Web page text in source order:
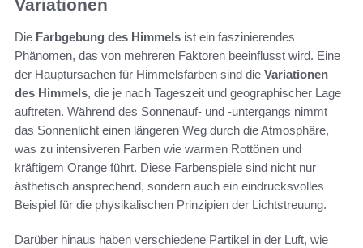
Variationen
Die Farbgebung des Himmels ist ein faszinierendes
Phänomen, das von mehreren Faktoren beeinflusst wird. Eine
der Hauptursachen für Himmelsfarben sind die Variationen
des Himmels, die je nach Tageszeit und geographischer Lage
auftreten. Während des Sonnenauf- und -untergangs nimmt
das Sonnenlicht einen längeren Weg durch die Atmosphäre,
was zu intensiveren Farben wie warmen Rottönen und
kräftigem Orange führt. Diese Farbenspiele sind nicht nur
ästhetisch ansprechend, sondern auch ein eindrucksvolles
Beispiel für die physikalischen Prinzipien der Lichtstreuung.
Darüber hinaus haben verschiedene Partikel in der Luft, wie